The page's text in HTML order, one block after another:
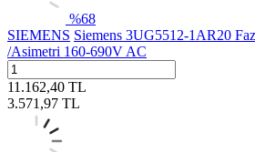
%68
SIEMENS Siemens 3UG5512-1AR20 Faz
/Asimetri 160-690V AC
11.162,40 TL
3.571,97 TL